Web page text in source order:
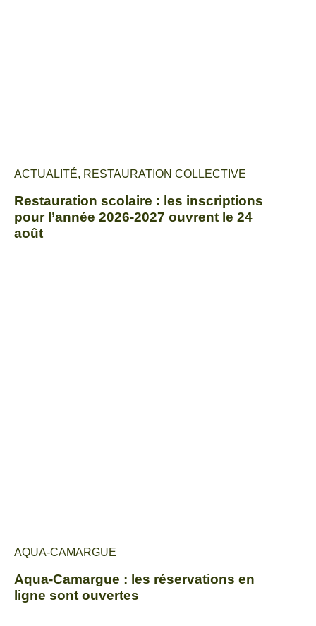
ACTUALITÉ, RESTAURATION COLLECTIVE
Restauration scolaire : les inscriptions
pour l’année 2026-2027 ouvrent le 24
août
AQUA-CAMARGUE
Aqua-Camargue : les réservations en
ligne sont ouvertes